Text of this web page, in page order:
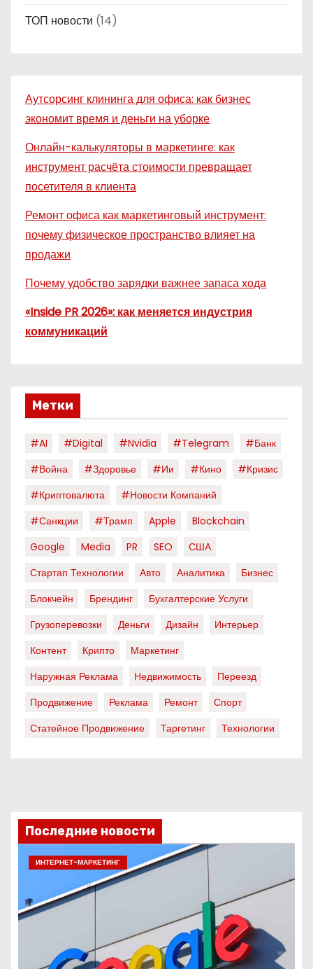
ТОП новости (14)
Аутсорсинг клининга для офиса: как бизнес
экономит время и деньги на уборке
Онлайн-калькуляторы в маркетинге: как
инструмент расчёта стоимости превращает
посетителя в клиента
Ремонт офиса как маркетинговый инструмент:
почему физическое пространство влияет на
продажи
Почему удобство зарядки важнее запаса хода
«Inside PR 2026»: как меняется индустрия
коммуникаций
Метки
#AI #digital #nvidia #telegram
#банк
#война
#здоровье #ии #кино
#кризис
#криптовалюта
#новости Компаний
#санкции
#трамп Apple
Blockchain
Google
Media PR SEO
США
Стартап Технологии
Авто Аналитика
Бизнес
Блокчейн
Брендинг
Бухгалтерские Услуги
Грузоперевозки
Деньги Дизайн
Интерьер
Контент
Крипто
Маркетинг
Наружная Реклама
Недвижимость
Переезд
Продвижение
Реклама Ремонт
Спорт
Статейное Продвижение
Таргетинг Технологии
Последние новости
ИНТЕРНЕТ-МАРКЕТИНГ